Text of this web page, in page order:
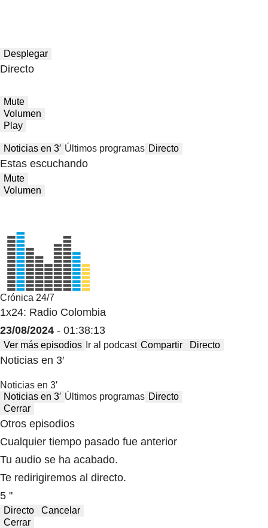
Desplegar
Directo
Mute
Volumen
Play
Noticias en 3′ Últimos programas Directo
Estas escuchando
Mute
Volumen
Crónica 24/7
1x24: Radio Colombia
23/08/2024 - 01:38:13
Ver más episodios Ir al podcast Compartir Directo
Noticias en 3′
Noticias en 3′
Noticias en 3′ Últimos programas Directo
Cerrar
Otros episodios
Cualquier tiempo pasado fue anterior
Tu audio se ha acabado.
Te redirigiremos al directo.
5 "
Directo
Cancelar
Cerrar